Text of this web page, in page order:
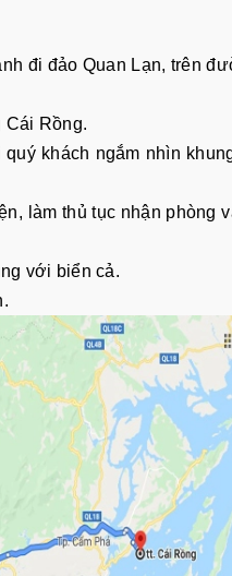
đi đảo Quan Lạn, trên
Cái Rồng.
khách ngắm nhìn
làm thủ tục nhận phòng
với biển cả.